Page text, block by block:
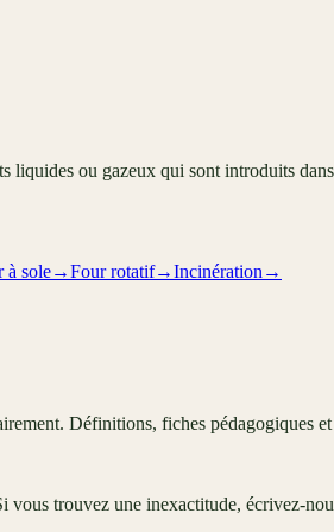
liquides ou gazeux qui sont introduits
à sole→Four rotatif→Incinération →
Définitions, fiches pédagogiques
vous trouvez une inexactitude, écrivez-